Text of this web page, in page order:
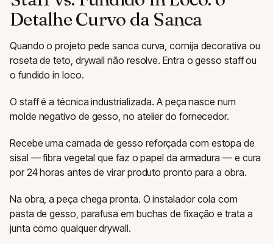
Detalhe Curvo da Sanca
Quando o projeto pede sanca curva, cornija decorativa ou
roseta de teto, drywall não resolve. Entra o gesso staff ou
o fundido in loco.
O staff é a técnica industrializada. A peça nasce num
molde negativo de gesso, no atelier do fornecedor.
Recebe uma camada de gesso reforçada com estopa de
sisal — fibra vegetal que faz o papel da armadura — e cura
por 24 horas antes de virar produto pronto para a obra.
Na obra, a peça chega pronta. O instalador cola com
pasta de gesso, parafusa em buchas de fixação e trata a
junta como qualquer drywall.